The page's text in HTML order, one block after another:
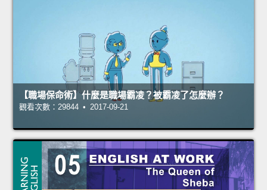
【職場保命術】什麼是職場霸凌？被霸凌了怎麼辦？
觀看次數：29844 • 2017-09-21